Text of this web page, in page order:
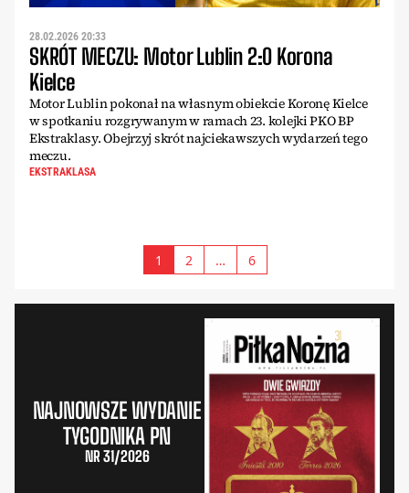
28.02.2026 20:33
SKRÓT MECZU: Motor Lublin 2:0 Korona
Kielce
Motor Lublin pokonał na własnym obiekcie Koronę Kielce
w spotkaniu rozgrywanym w ramach 23. kolejki PKO BP
Ekstraklasy. Obejrzyj skrót najciekawszych wydarzeń tego
meczu.
EKSTRAKLASA
1 2 … 6
NAJNOWSZE WYDANIE
TYGODNIKA PN
NR 31/2026